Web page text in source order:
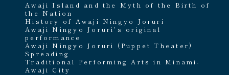
Awaji Island and the Myth of the Birth of
the Nation
History of Awaji Ningyo Joruri
Awaji Ningyo Joruri's original
performance
Awaji Ningyo Joruri (Puppet Theater)
Spreading
Traditional Performing Arts in Minami-
Awaji City